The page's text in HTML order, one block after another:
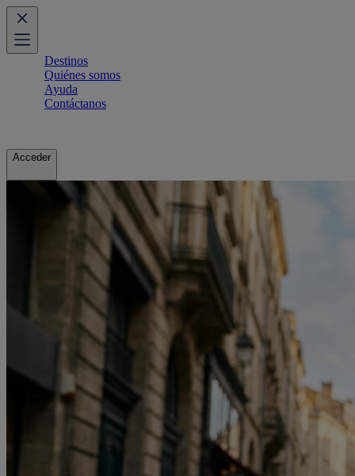
Destinos
Quiénes somos
Ayuda
Contáctanos
Acceder